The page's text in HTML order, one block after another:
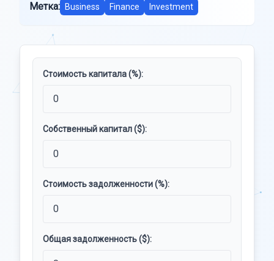
Метка:
Business Finance Investment
Стоимость капитала (%):
Собственный капитал ($):
Стоимость задолженности (%):
Общая задолженность ($):